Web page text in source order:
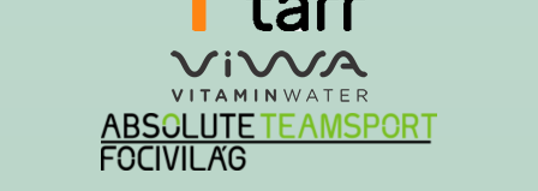
Ezt az oldalt a Hawk System készítette és üzemelteti!